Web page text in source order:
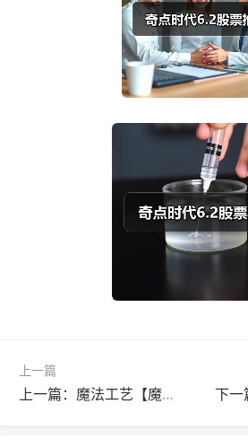
上一篇
上一篇：魔法工艺【魔法工艺】棱镜核心，自行激光火炮！